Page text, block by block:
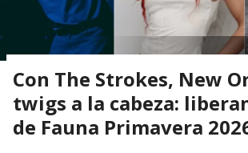
Con The Strokes, New
twigs a la cabeza:
de Fauna Primavera